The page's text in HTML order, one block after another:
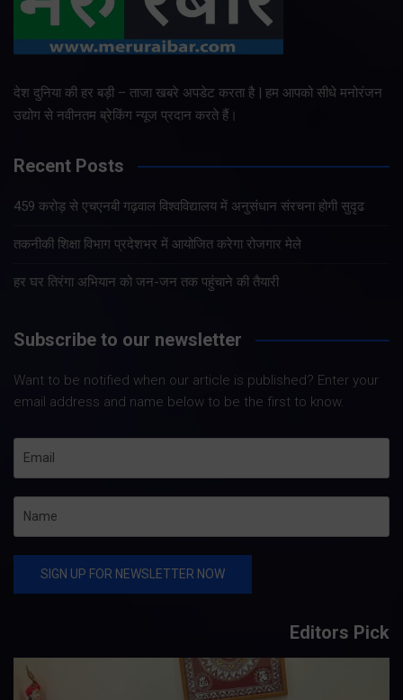
देश दुनिया की हर बड़ी – ताजा खबरे अपडेट करता है | हम आपको सीधे मनोरंजन
उद्योग से नवीनतम ब्रेकिंग न्यूज प्रदान करते हैं।
Recent Posts
459 करोड़ से एचएनबी गढ़वाल विश्वविद्यालय में अनुसंधान संरचना होगी सुदृढ
तकनीकी शिक्षा विभाग प्रदेशभर में आयोजित करेगा रोजगार मेले
हर घर तिरंगा अभियान को जन-जन तक पहुंचाने की तैयारी
Subscribe to our newsletter
Want to be notified when our article is published? Enter your
email address and name below to be the first to know.
Editors Pick